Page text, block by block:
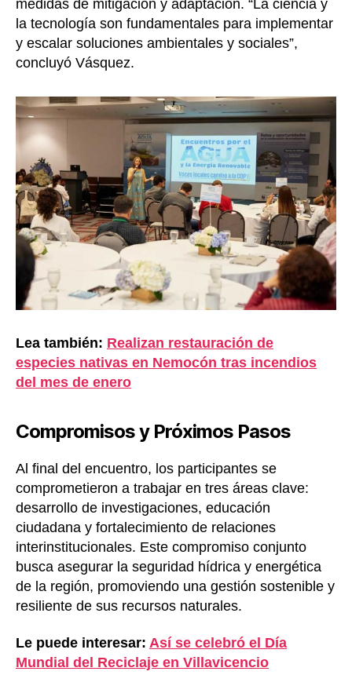
medidas de mitigación y adaptación. “La ciencia y
la tecnología son fundamentales para implementar
y escalar soluciones ambientales y sociales”,
concluyó Vásquez.
Lea también: Realizan restauración de
especies nativas en Nemocón tras incendios
del mes de enero
Compromisos y Próximos Pasos
Al final del encuentro, los participantes se
comprometieron a trabajar en tres áreas clave:
desarrollo de investigaciones, educación
ciudadana y fortalecimiento de relaciones
interinstitucionales. Este compromiso conjunto
busca asegurar la seguridad hídrica y energética
de la región, promoviendo una gestión sostenible y
resiliente de sus recursos naturales.
Le puede interesar: Así se celebró el Día
Mundial del Reciclaje en Villavicencio